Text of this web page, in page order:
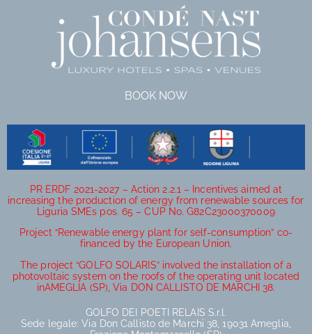
BOOK NOW
PR ERDF 2021-2027 – Action 2.2.1 – Incentives aimed at
increasing the production of energy from renewable sources for
Liguria SMEs pos. 65 – CUP No. G82C23000370009
Project “Renewable energy plant for self-consumption” co-
financed by the European Union.
The project “GOLFO SOLARIS” involved the installation of a
photovoltaic system on the roofs of the operating unit located
inAMEGLIA (SP), Via DON CALLISTO DE MARCHI 38.
GOLFO DEI POETI RELAIS S.r.l.
Sede legale: Via Don Callisto de Marchi 38, 19031 Ameglia,